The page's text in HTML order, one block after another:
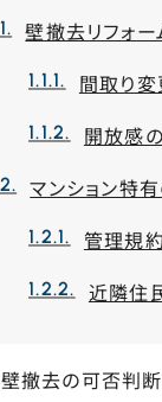
壁撤去リフォー
間取り
開放感
マンション特
管理規
近隣住
壁撤去の可否判